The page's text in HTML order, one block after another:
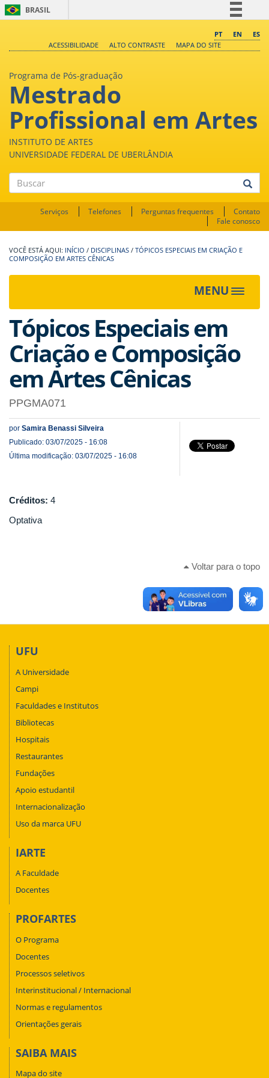
BRASIL
Comunica BR
Canais
PT EN
ES
ACESSIBILIDADE
ALTO CONTRASTE MAPA DO SITE
Programa de Pós-graduação
Mestrado
Profissional em Artes
INSTITUTO DE ARTES
UNIVERSIDADE FEDERAL DE UBERLÂNDIA
Buscar
Serviços Telefones Perguntas frequentes
Contato
Fale conosco
INÍCIO / DISCIPLINAS / TÓPICOS ESPECIAIS EM CRIAÇÃO E
COMPOSIÇÃO EM ARTES CÊNICAS
MENU
Toggle
Tópicos Especiais em
Criação e Composição
em Artes Cênicas
PPGMA071
por Samira Benassi Silveira
Publicado: 03/07/2025 - 16:08
Última modificação: 03/07/2025 - 16:08
Créditos: 4
Optativa
Voltar para o topo
UFU
A Universidade
Campi
Faculdades e Institutos
Bibliotecas
Hospitais
Restaurantes
Fundações
Apoio estudantil
Internacionalização
Uso da marca UFU
IARTE
A Faculdade
Docentes
PROFARTES
O Programa
Docentes
Processos seletivos
Interinstitucional / Internacional
Normas e regulamentos
Orientações gerais
SAIBA MAIS
Mapa do site